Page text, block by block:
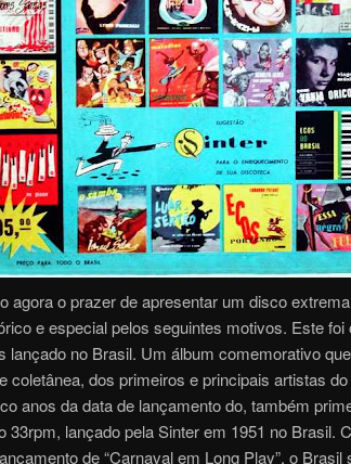
agora o prazer de apresentar um disco
e especial pelos seguintes motivos. Este foi
lançado no Brasil. Um álbum comemorativo
coletânea, dos primeiros e principais artistas
anos da data de lançamento do, também
33rpm, lançado pela Sinter em 1951 no Brasil.
de “Carnaval em Long Play”, o Brasil